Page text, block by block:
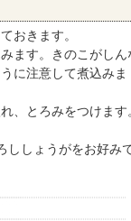
おきます。
ます。きのこがしん
に注意して煮込みま
、とろみをつけます
しょうがをお好み